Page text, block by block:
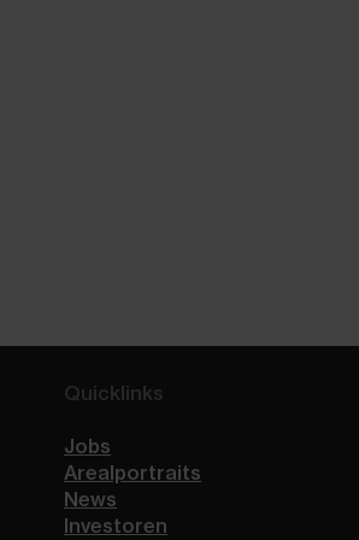
Quicklinks
Jobs
Arealportraits
News
Investoren